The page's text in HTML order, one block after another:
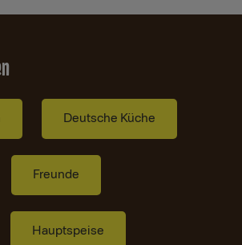
Deutsche Küche
Freunde
Hauptspeise